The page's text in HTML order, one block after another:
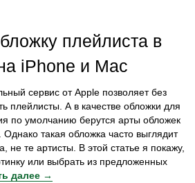
плейлиста в
iPhone и Mac
сервис от Apple позволяет без
плейлисты. А в качестве обложки для
по умолчанию берутся арты обложек
такая обложка часто выглядит
не те артисты. В этой статье я покажу,
или выбрать из предложенных
далее →